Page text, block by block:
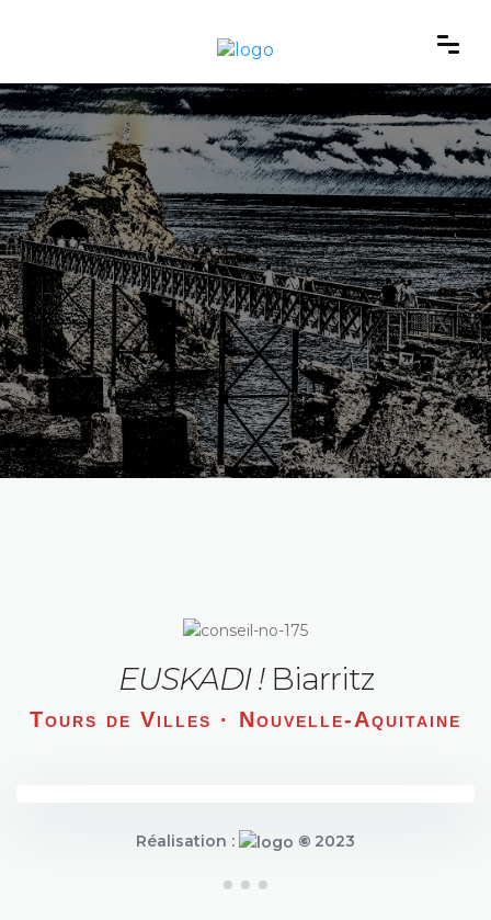
EUSKADI !Biarritz
Tours de Villes · Nouvelle-Aquitaine
Réalisation : © 2023